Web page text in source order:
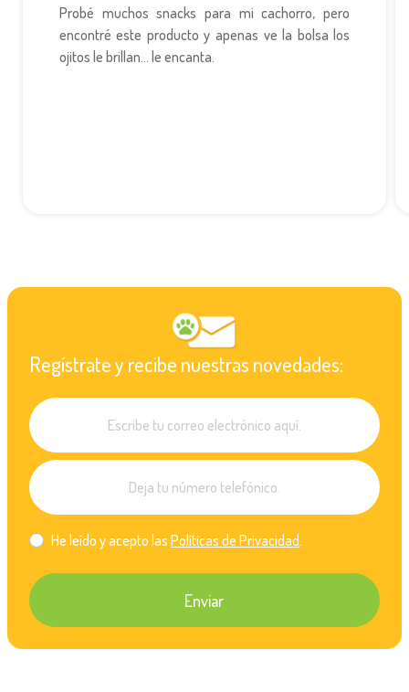
Probé muchos snacks para mi cachorro, pero
encontré este producto y apenas ve la bolsa los
ojitos le brillan... le encanta.
Regístrate y recibe nuestras novedades:
He leído y acepto las Políticas de Privacidad.
Enviar